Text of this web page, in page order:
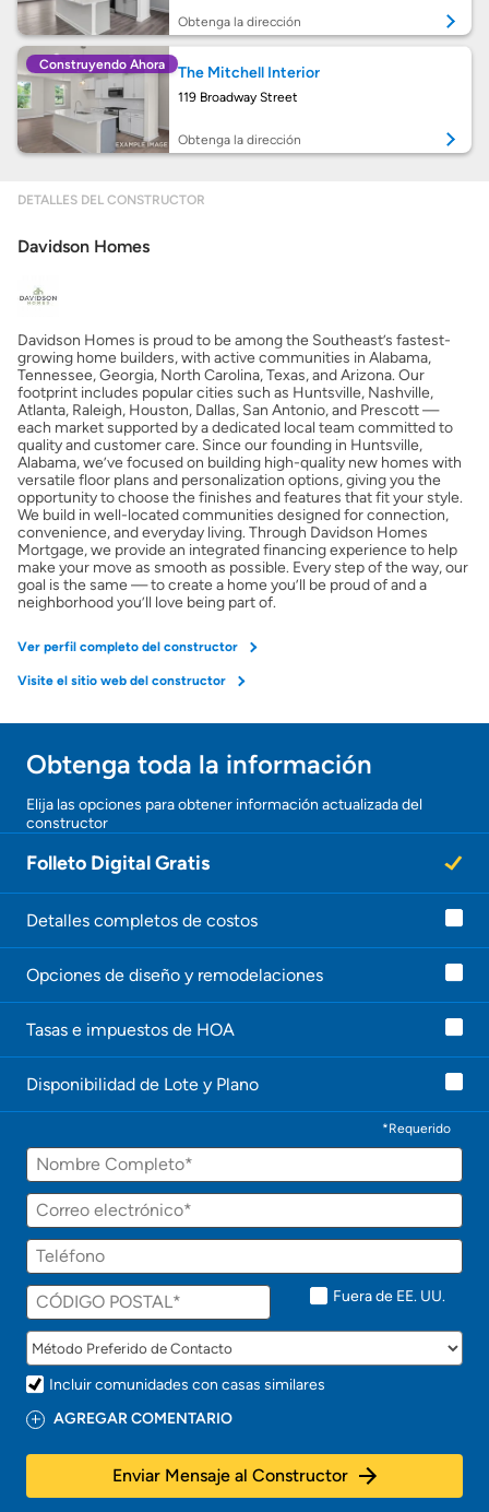
Preparar mi casa para la venta
Seguro de propietarios
Obtener ofertas por mi casa
Obtenga la dirección
Construyendo Ahora The Mitchell Interior
119 Broadway Street
Obtenga la dirección
DETALLES DEL CONSTRUCTOR
Davidson Homes
Davidson Homes is proud to be among the Southeast’s fastest-
growing home builders, with active communities in Alabama,
Tennessee, Georgia, North Carolina, Texas, and Arizona. Our
footprint includes popular cities such as Huntsville, Nashville,
Atlanta, Raleigh, Houston, Dallas, San Antonio, and Prescott —
each market supported by a dedicated local team committed to
quality and customer care. Since our founding in Huntsville,
Alabama, we’ve focused on building high-quality new homes with
versatile floor plans and personalization options, giving you the
opportunity to choose the finishes and features that fit your style.
We build in well-located communities designed for connection,
convenience, and everyday living. Through Davidson Homes
Mortgage, we provide an integrated financing experience to help
make your move as smooth as possible. Every step of the way, our
goal is the same — to create a home you’ll be proud of and a
neighborhood you’ll love being part of.
Ver perfil completo del constructor
Visite el sitio web del constructor
Obtenga toda la información
Elija las opciones para obtener información actualizada del
constructor
Folleto Digital Gratis
Detalles completos de costos
Opciones de diseño y remodelaciones
Tasas e impuestos de HOA
Disponibilidad de Lote y Plano
*Requerido
Fuera de EE. UU.
Incluir comunidades con casas similares
AGREGAR COMENTARIO
Enviar Mensaje al Constructor